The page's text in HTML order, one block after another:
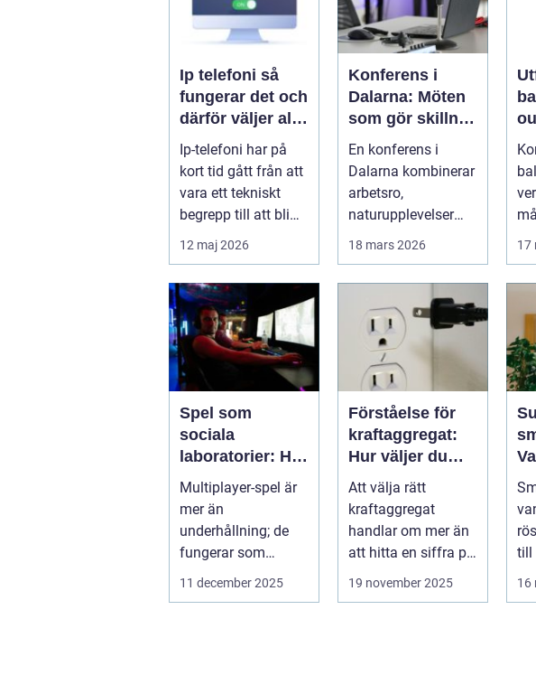
Ip telefoni så
fungerar det och
därför väljer allt
fler företag att
byta
Ip-telefoni har på
kort tid gått från att
vara ett tekniskt
begrepp till att bli
standardlösning
12 maj 2026
Konferens i
Dalarna: Möten
som gör skillnad
i hjärtat av
sverige
En konferens i
Dalarna kombinerar
arbetsro,
naturupplevelser
18 mars 2026 17
Spel som
sociala
laboratorier: Hur
multiplayer-spel
speglar
mänskligt
beteende
Multiplayer-spel är
mer än
underhållning; de
fungerar som
sociala laboratorier
11 december 2025
Förståelse för
kraftaggregat:
Hur väljer du
rätt watt?
Att välja rätt
kraftaggregat
handlar om mer än
att hitta en siffra på
19 november 2025
till
16